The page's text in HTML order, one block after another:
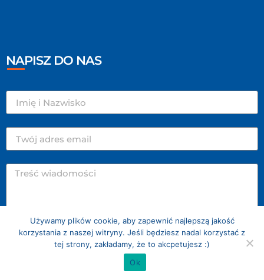
NAPISZ DO NAS
WYŚLIJ
Używamy plików cookie, aby zapewnić najlepszą jakość
korzystania z naszej witryny. Jeśli będziesz nadal korzystać z
tej strony, zakładamy, że to akcpetujesz :)
Ok